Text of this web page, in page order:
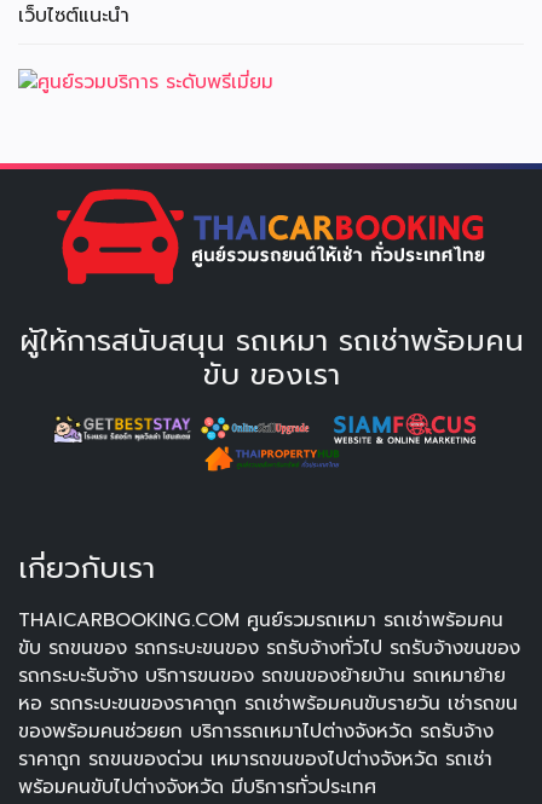
เว็บไซต์แนะนำ
ผู้ให้การสนับสนุน รถเหมา รถเช่าพร้อมคน
ขับ ของเรา
เกี่ยวกับเรา
THAICARBOOKING.COM ศูนย์รวมรถเหมา รถเช่าพร้อมคน
ขับ รถขนของ รถกระบะขนของ รถรับจ้างทั่วไป รถรับจ้างขนของ
รถกระบะรับจ้าง บริการขนของ รถขนของย้ายบ้าน รถเหมาย้าย
หอ รถกระบะขนของราคาถูก รถเช่าพร้อมคนขับรายวัน เช่ารถขน
ของพร้อมคนช่วยยก บริการรถเหมาไปต่างจังหวัด รถรับจ้าง
ราคาถูก รถขนของด่วน เหมารถขนของไปต่างจังหวัด รถเช่า
พร้อมคนขับไปต่างจังหวัด มีบริการทั่วประเทศ